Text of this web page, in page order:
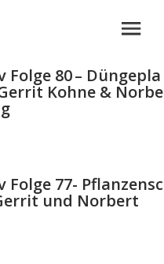
80 – Düngepla
Kohne & Norbe
77- Pflanzensc
und Norbert